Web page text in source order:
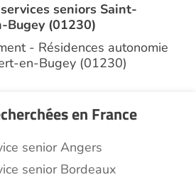
seniors Saint-
Bugey (01230)
- Résidences autonomie
en-Bugey (01230)
en France
senior Angers
senior Bordeaux